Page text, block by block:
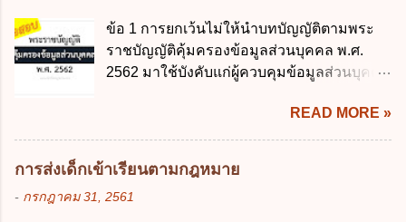
ประกอบการพิจารณาในเรื่องต่อไปนี้ ยกเว้น
ข้อใด ก. การจัดเก็บหรือหารายได้ ข. การ
จัดสรรงบประมาณรายจ่าย ค. การจัดทำงบ
ดิจิทัลอย่างคุ้มค่าและเต็มศักยภาพ ข. พัฒนา
โครงสร้างพื้นฐานด้านดิจิทัลที่จำเป็นให้เป็นไป
ตามมาตรฐานสากล ค. พัฒนาการเชื่อมโยง
จ่ายงบประมาณให้เกิดความคุ้มค่าและเป็นไป
ตามเป้าหมาย ข้อ 3 ข้อใดกล่าวได้ถูกต้องที่สุด
เกี่ยวกับ "แผนพัฒนารัฐบาลดิจิทัล" ก. เป็นธร
ข้อ 1 การยกเว้นไม่ให้นำบทบัญญัติตามพระ
ราชบัญญัติคุ้มครองข้อมูลส่วนบุคคล พ.ศ.
2562 มาใช้บังคับแก่ผู้ควบคุมข้อมูลส่วนบุคคล
ข. พระราชกำหนด ค. พระราชกฤษฎีกา ง. กฎ
กระทรวง ข้อ 2 กฎหมายตามข้อ 1 กำหนด
หน่วยงานและกิจการใดที่ผู้ควบคุมข้อมูลส่วน
บุคคลไม่อยู่ในบังคับพระราชบัญญัติคุ้มครอง
ข้อมูลส่วนบุคคล พ.ศ. 2562 ก. หน่วยงานของ
READ MORE »
การส่งเด็กเข้าเรียนตามกฎหมาย
- กรกฎาคม 31, 2561